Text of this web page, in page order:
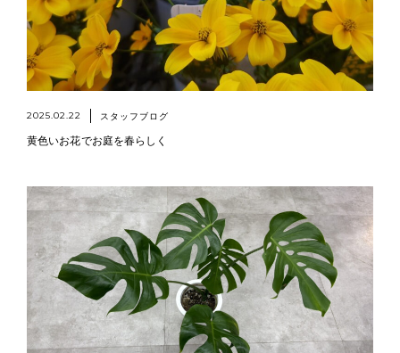
2025.02.22 スタッフブログ
黄色いお花でお庭を春らしく